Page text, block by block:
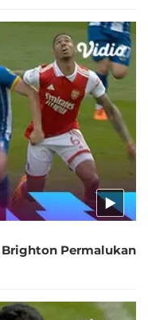
Permalukan